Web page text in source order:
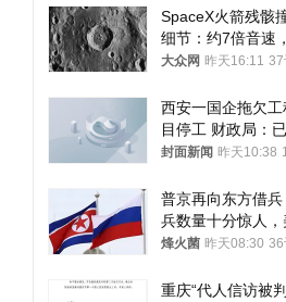
SpaceX火箭残骸
细节：约7倍音速
径约30米撞击坑
大众网 昨天16:11 37
西安一国企拖欠工
目停工 财政局：已
分，正督促整改
封面新闻 昨天10:38
普京再向东方借兵
兵数量十分惊人，
朝要动真格？
烽火菌 昨天08:30 36
重庆“代人信访被